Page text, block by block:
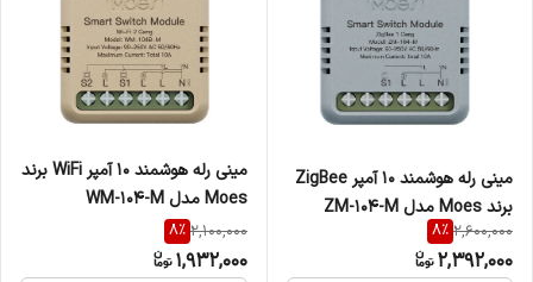
مینی رله هوشمند 10 آمپر ZigBee
برند Moes مدل ZM-104-M
2,600,000
8%
2,392,000
مینی رله هوشمند 10 آمپر WiFi برند
Moes مدل WM-104-M
2,100,000
8%
1,932,000